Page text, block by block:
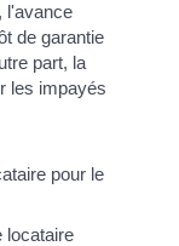
l'avance
de garantie
part, la
les impayés
pour le
locataire